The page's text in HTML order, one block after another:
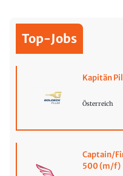
Top-Jobs
Kapitän
Österreich
Captain/
500 (m/f)